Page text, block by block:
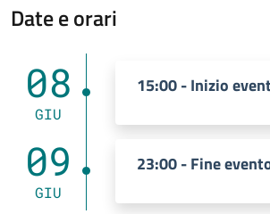
Date e orari
08
GIU
15:00 - Inizio
09
GIU
23:00 - Fine